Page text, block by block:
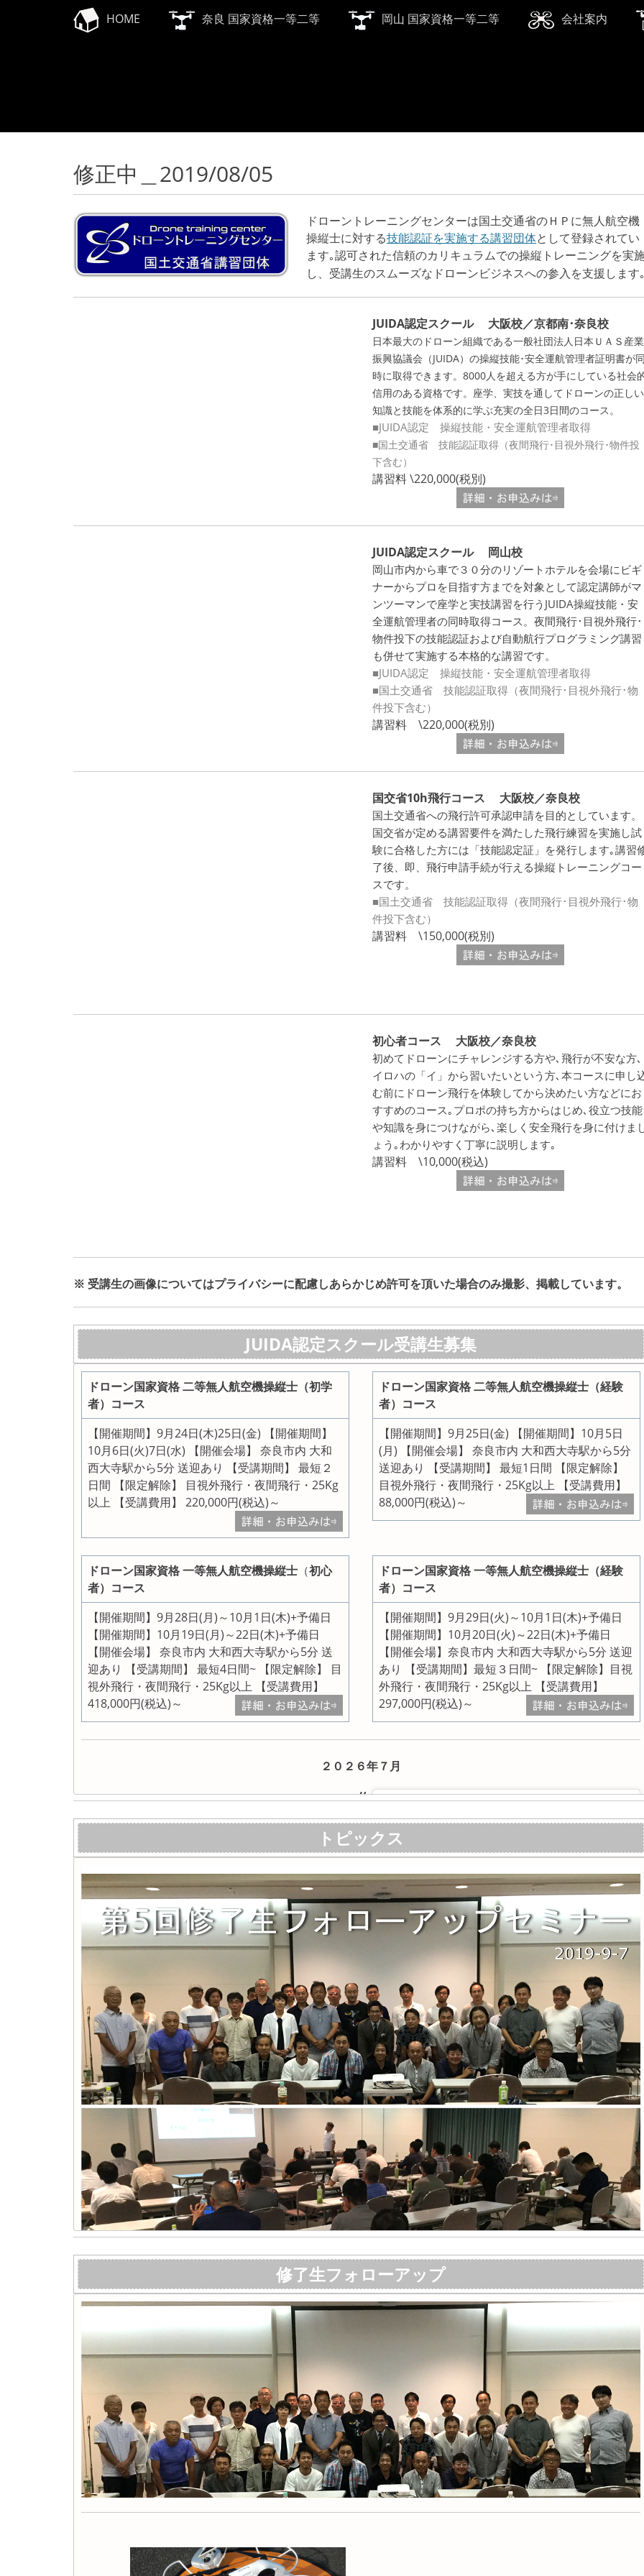
キ
メインメニュー
HOME 奈良 国家資格一等二等 岡山 国家資格一等二等 会社案内
修正中＿2019/08/05
ドローントレーニングセンターは国土交通省のＨＰに無人航空機
操縦士に対する技能認証を実施する講習団体として登録されてい
ます｡認可された信頼のカリキュラムでの操縦トレーニングを実
し、受講生のスムーズなドローンビジネスへの参入を支援します
JUIDA認定スクール 大阪校／京都南･奈良校
日本最大のドローン組織である一般社団法人日本ＵＡＳ産業
振興協議会（JUIDA）の操縦技能･安全運航管理者証明書が
時に取得できます。8000人を超える方が手にしている社会
信用のある資格です。座学、実技を通してドローンの正しい
知識と技能を体系的に学ぶ充実の全日3日間のコース。
■JUIDA認定 操縦技能・安全運航管理者取得
■国土交通省 技能認証取得（夜間飛行･目視外飛行･物件投
下含む）
講習料 \220,000(税別)
JUIDA認定スクール 岡山校
岡山市内から車で３０分のリゾートホテルを会場にビギ
ナーからプロを目指す方までを対象として認定講師がマ
ンツーマンで座学と実技講習を行うJUIDA操縦技能・安
全運航管理者の同時取得コース。夜間飛行･目視外飛行･
物件投下の技能認証および自動航行プログラミング講習
も併せて実施する本格的な講習です。
■JUIDA認定 操縦技能・安全運航管理者取得
■国土交通省 技能認証取得（夜間飛行･目視外飛行･物
件投下含む）
講習料 \220,000(税別)
国交省10h飛行コース 大阪校／奈良校
国土交通省への飛行許可承認申請を目的としています。
国交省が定める講習要件を満たした飛行練習を実施し試
験に合格した方には「技能認定証」を発行します｡講習
了後、即、飛行申請手続が行える操縦トレーニングコー
スです。
■国土交通省 技能認証取得（夜間飛行･目視外飛行･物
件投下含む）
講習料 \150,000(税別)
初心者コース 大阪校／奈良校
初めてドローンにチャレンジする方や､飛行が不安な方､
イロハの「イ」から習いたいという方､本コースに申し
む前にドローン飛行を体験してから決めたい方などにお
すすめのコース｡プロポの持ち方からはじめ､役立つ技能
や知識を身につけながら､楽しく安全飛行を身に付けま
ょう｡わかりやすく丁寧に説明します｡
講習料 \10,000(税込)
※ 受講生の画像についてはプライバシーに配慮しあらかじめ許可を頂いた場合のみ撮影、掲載しています。
JUIDA認定スクール受講生募集
ドローン国家資格 二等無人航空機操縦士（初学
者）コース
【開催期間】9月24日(木)25日(金) 【開催期間】
10月6日(火)7日(水) 【開催会場】 奈良市内 大和
西大寺駅から5分 送迎あり 【受講期間】 最短２
日間 【限定解除】 目視外飛行・夜間飛行・25Kg
以上 【受講費用】 220,000円(税込)～
ドローン国家資格 二等無人航空機操縦士（経験
者）コース
【開催期間】9月25日(金) 【開催期間】10月5日
(月) 【開催会場】 奈良市内 大和西大寺駅から5分
送迎あり 【受講期間】 最短1日間 【限定解除】
目視外飛行・夜間飛行・25Kg以上 【受講費用】
88,000円(税込)～
ドローン国家資格一等無人航空機操縦士 （初心
者）コース
【開催期間】9月28日(月)～10月1日(木)+予備日
【開催期間】10月19日(月)～22日(木)+予備日
【開催会場】 奈良市内 大和西大寺駅から5分 送
迎あり 【受講期間】 最短4日間~ 【限定解除】 目
視外飛行・夜間飛行・25Kg以上 【受講費用】
418,000円(税込)～
ドローン国家資格 一等無人航空機操縦士（経験
者）コース
【開催期間】9月29日(火)～10月1日(木)+予備日
【開催期間】10月20日(火)～22日(木)+予備日
【開催会場】奈良市内 大和西大寺駅から5分 送迎
あり 【受講期間】最短３日間~ 【限定解除】目視
外飛行・夜間飛行・25Kg以上 【受講費用】
297,000円(税込)～
２０２６年７月
この投稿をInstagramで見る
dronetc(@drone_tc)がシェアした投稿
dronetc(@drone_tc)がシェアした投稿
この投稿をInstagramで見る
トピックス
お忙しい中､ご参加頂いた皆様､有難うございました。当スクールでは一年に1～2回､修了生対象のフォローア
ップセミナーを開催して知識の向上と情報交換を行っています。
修了生フォローアップ制度はこちらから ▻
修了生フォローアップ